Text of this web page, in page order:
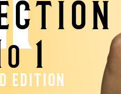
o1
edition